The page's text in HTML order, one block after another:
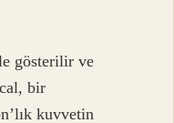
gösterilir ve
bir
kuvvetin